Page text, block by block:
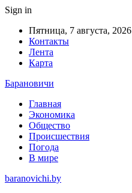
Sign in
Пятница, 7 августа, 2026
Контакты
Лента
Карта
Барановичи
Главная
Экономика
Общество
Происшествия
Погода
В мире
baranovichi.by